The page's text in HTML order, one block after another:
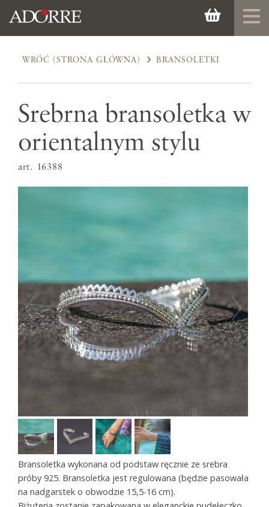
WRÓĆ (STRONA GŁÓWNA) BRANSOLETKI
Srebrna bransoletka w
orientalnym stylu
art. 16388
Bransoletka wykonana od podstaw ręcznie ze srebra
próby 925. Bransoletka jest regulowana (będzie pasowała
na nadgarstek o obwodzie 15,5-16 cm).